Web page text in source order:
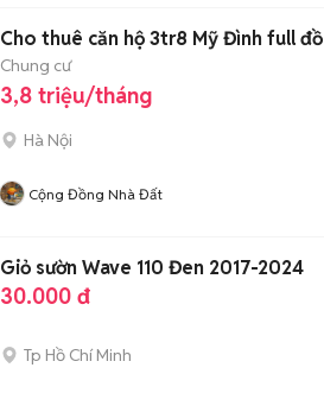
Cho thuê căn hộ 3tr8 Mỹ Đình full đồ
Chung cư
3,8 triệu/tháng
Hà Nội
Cộng Đồng Nhà Đất
Giỏ sườn Wave 110 Đen 2017-2024
30.000 đ
Tp Hồ Chí Minh